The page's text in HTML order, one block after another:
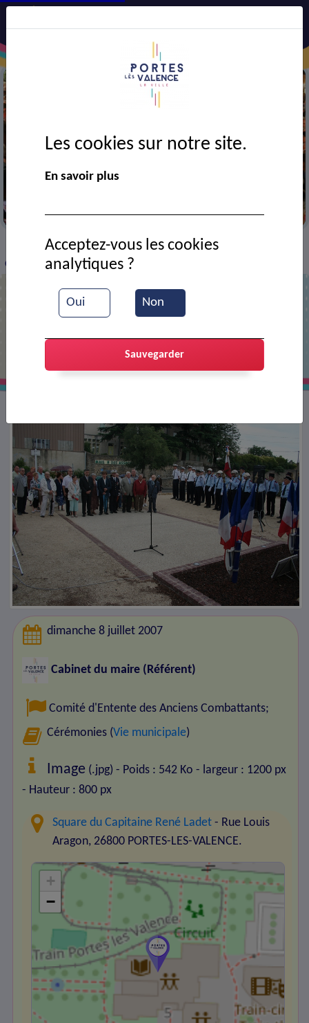
> VIE MUNICIPALE > Ressources documentaires
Commémoration en mémoire des des fusillés
Commémoration en mémoire des
des fusillés
dimanche 8 juillet 2007
Cabinet du maire (Référent)
Comité d'Entente des Anciens Combattants;
Cérémonies (Vie municipale)
Image (.jpg) - Poids : 542 Ko - largeur : 1200 px
- Hauteur : 800 px
Square du Capitaine René Ladet - Rue Louis
Aragon, 26800 PORTES-LES-VALENCE.
+
−
Les cookies sur notre site.
En savoir plus
Oui Non
Acceptez-vous les cookies
analytiques ?
Sauvegarder